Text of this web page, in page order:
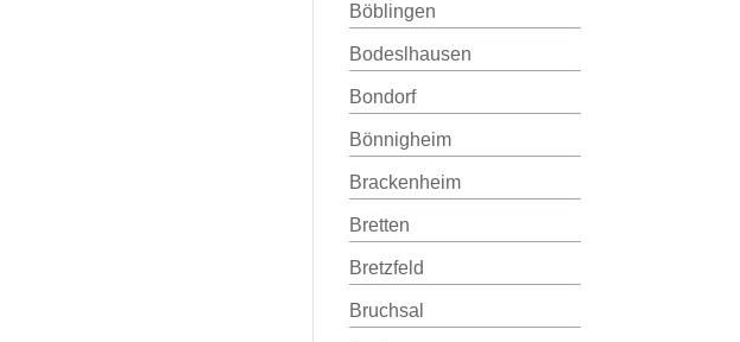
Böblingen
Bodeslhausen
Bondorf
Bönnigheim
Brackenheim
Bretten
Bretzfeld
Bruchsal